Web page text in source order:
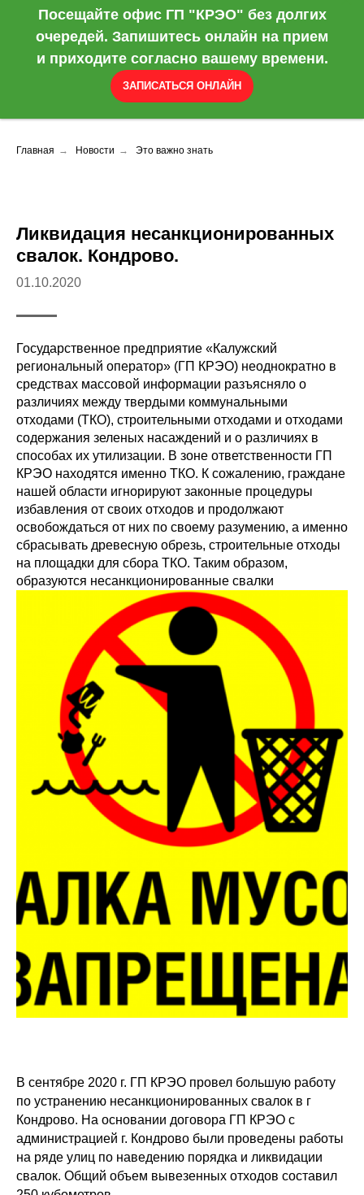
Посещайте офис ГП "КРЭО" без долгих
очередей. Запишитесь онлайн на прием
и приходите согласно вашему времени.
ЗАПИСАТЬСЯ ОНЛАЙН
Главная → Новости → Это важно знать
Ликвидация несанкционированных
свалок. Кондрово.
01.10.2020
Государственное предприятие «Калужский
региональный оператор» (ГП КРЭО) неоднократно в
средствах массовой информации разъясняло о
различиях между твердыми коммунальными
отходами (ТКО), строительными отходами и отходами
содержания зеленых насаждений и о различиях в
способах их утилизации. В зоне ответственности ГП
КРЭО находятся именно ТКО. К сожалению, граждане
нашей области игнорируют законные процедуры
избавления от своих отходов и продолжают
освобождаться от них по своему разумению, а именно
сбрасывать древесную обрезь, строительные отходы
на площадки для сбора ТКО. Таким образом,
образуются несанкционированные свалки
В сентябре 2020 г. ГП КРЭО провел большую работу
по устранению несанкционированных свалок в г
Кондрово. На основании договора ГП КРЭО с
администрацией г. Кондрово были проведены работы
на ряде улиц по наведению порядка и ликвидации
свалок. Общий объем вывезенных отходов составил